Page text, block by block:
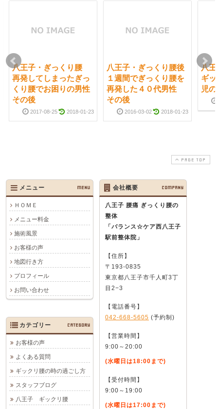
八王子・ぎっくり腰
再発してしまったぎっ
くり腰でお困りの男性
その後
2017-08-25 2018-01-23
八王子・ぎっくり腰後
１週間でぎっくり腰を
再発した４０代男性
その後
2016-03-02 2018-01-23
八
ギ
児
PAGE TOP
メニュー MENU
ＨＯＭＥ
メニュー料金
施術風景
お客様の声
地図行き方
プロフィール
お問い合わせ
会社概要 COMPANY
八王子 腰痛 ぎっくり腰の
整体
「バランス☆ケア西八王子
駅前整体院」
【住所】
〒193-0835
東京都八王子市千人町3丁
目2−3
【電話番号】
042-668-5605 (予約制)
【営業時間】
9:00～20:00
(水曜日は18:00まで)
【受付時間】
9:00～19:00
(水曜日は17:00まで)
カテゴリー CATEGORY
お客様の声
よくある質問
ギックリ腰の時の過ごし方
スタッフブログ
八王子 ギックリ腰